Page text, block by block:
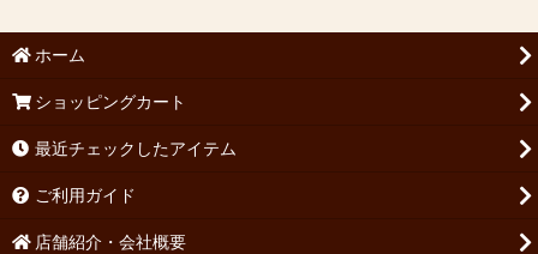
ホーム
ショッピングカート
最近チェックしたアイテム
ご利用ガイド
店舗紹介・会社概要